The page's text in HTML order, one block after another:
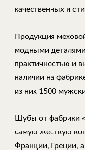
качественных и
Продукция
модными
практичностью и
наличии на
из них 1500
Шубы от фабрики
самую жесткую
Франции, Греции,